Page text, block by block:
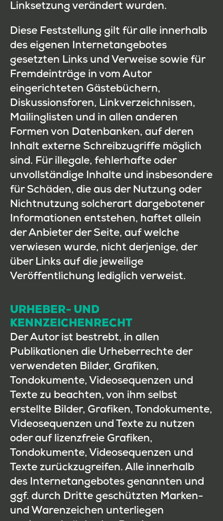
Linksetzung verändert wurden.
Diese Feststellung gilt für alle innerhalb
des eigenen Internetangebotes
gesetzten Links und Verweise sowie für
Fremdeinträge in vom Autor
eingerichteten Gästebüchern,
Diskussionsforen, Linkverzeichnissen,
Mailinglisten und in allen anderen
Formen von Datenbanken, auf deren
Inhalt externe Schreibzugriffe möglich
sind. Für illegale, fehlerhafte oder
unvollständige Inhalte und insbesondere
für Schäden, die aus der Nutzung oder
Nichtnutzung solcherart dargebotener
Informationen entstehen, haftet allein
der Anbieter der Seite, auf welche
verwiesen wurde, nicht derjenige, der
über Links auf die jeweilige
Veröffentlichung lediglich verweist.
URHEBER- UND
KENNZEICHENRECHT
Der Autor ist bestrebt, in allen
Publikationen die Urheberrechte der
verwendeten Bilder, Grafiken,
Tondokumente, Videosequenzen und
Texte zu beachten, von ihm selbst
erstellte Bilder, Grafiken, Tondokumente,
Videosequenzen und Texte zu nutzen
oder auf lizenzfreie Grafiken,
Tondokumente, Videosequenzen und
Texte zurückzugreifen. Alle innerhalb
des Internetangebotes genannten und
ggf. durch Dritte geschützten Marken-
und Warenzeichen unterliegen